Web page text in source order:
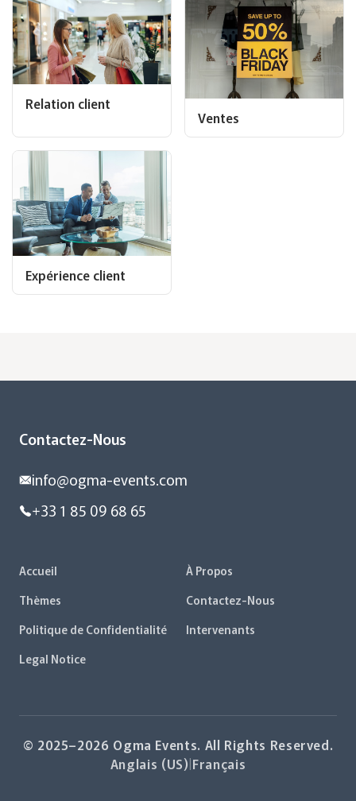
Relation client
Ventes
Expérience client
Contactez-Nous
info@ogma-events.com
+33 1 85 09 68 65
Accueil
À Propos
Thèmes
Contactez-Nous
Politique de Confidentialité
Intervenants
Legal Notice
© 2025–2026 Ogma Events. All Rights Reserved.
Anglais (US)|Français